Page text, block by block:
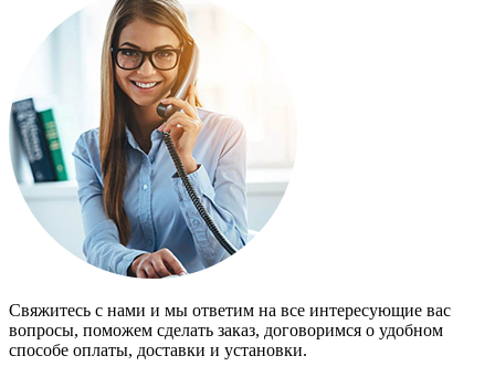
Свяжитесь с нами и мы ответим на все интересующие вас
вопросы, поможем сделать заказ, договоримся о удобном
способе оплаты, доставки и установки.